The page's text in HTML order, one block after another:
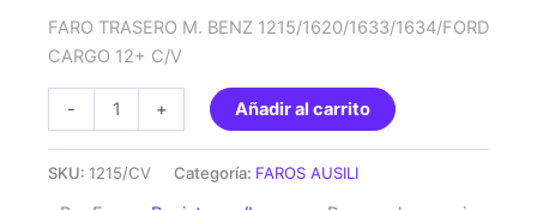
FARO TRASERO M. BENZ 1215/1620/1633/1634/FORD
CARGO 12+ C/V
-
TRASERO
+ Añadir al carrito
SKU: 1215/CV Categoría: FAROS AUSILI